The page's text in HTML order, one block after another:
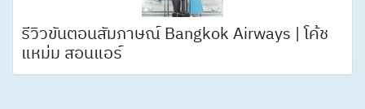
รีวิวขั้นตอนสัมภาษณ์ Bangkok Airways | โค้ช
แหม่ม สอนแอร์